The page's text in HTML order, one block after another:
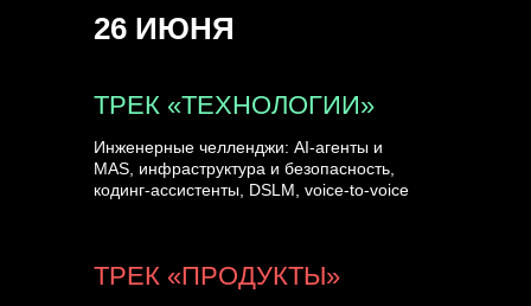
26 ИЮНЯ
ТРЕК «ПРОДУКТЫ»
Инженерные челленджи: AI-агенты и
MAS, инфраструктура и безопасность,
кодинг-ассистенты, DSLM, voice-to-voice
ТРЕК «ТЕХНОЛОГИИ»